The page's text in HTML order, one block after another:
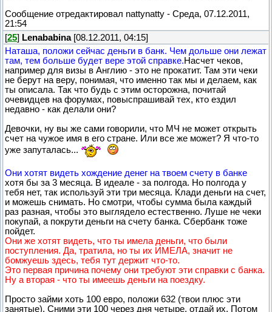
Сообщение отредактировал nattynatty - Среда, 07.12.2011,
21:54
[25] Lenababina[08.12.2011, 04:15]
Наташа, положи сейчас деньги в банк. Чем дольше они лежат
там, тем больше будет вере этой справке.Насчет чеков,
например для визы в Англию - это не прокатит. Там эти чеки
не берут на веру, понимая, что именно так мы и делаем, как
ты описала. Так что будь с этим осторожна, почитай
очевидцев на форумах, повыспрашивай тех, кто ездил
недавно - как делали они?
Девочки, ну вы же сами говорили, что МЧ не может открыть
счет на чужое имя в его стране. Или все же может? Я что-то
уже запуталась...
Они хотят видеть хождение денег на твоем счету в банке
хотя бы за 3 месяца. В идеале - за полгода. Но полгода у
тебя нет, так используй эти три месяца. Клади деньги на счет,
и можешь снимать. Но смотри, чтобы сумма была каждый
раз разная, чтобы это выглядело естественно. Луше не чеки
покупай, а покрути деньги на счету банка. Сбербанк тоже
пойдет.
Они же хотят видеть, что ты имела деньги, что были
поступления. Да, тратила, но ты их ИМЕЛА, значит не
бомжуешь здесь, тебя тут держит что-то.
Это первая причина почему они требуют эти справки с банка.
Ну а вторая - что ты имеешь деньги на поездку.
Просто займи хоть 100 евро, положи 632 (твои плюс эти
занятые). Сними эти 100 через дня четыре, отдай их. Потом